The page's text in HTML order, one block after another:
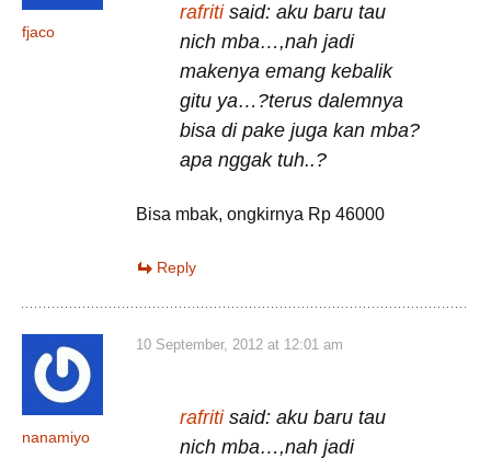
fjaco
rafritisaid: aku baru tau
nich mba…,nah jadi
makenya emang kebalik
gitu ya…?terus dalemnya
bisa di pake juga kan mba?
apa nggak tuh..?
Bisa mbak, ongkirnya Rp 46000
Reply
nanamiyo
10 September, 2012 at 12:01 am
rafritisaid: aku baru tau
nich mba…,nah jadi